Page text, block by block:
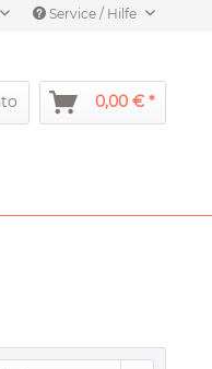
Service / Hilfe
0,00 € *